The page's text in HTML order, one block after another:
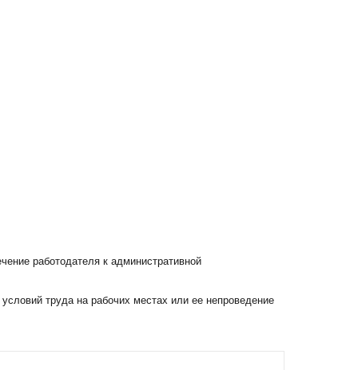
работодателя к административной
труда на рабочих местах или ее непроведение